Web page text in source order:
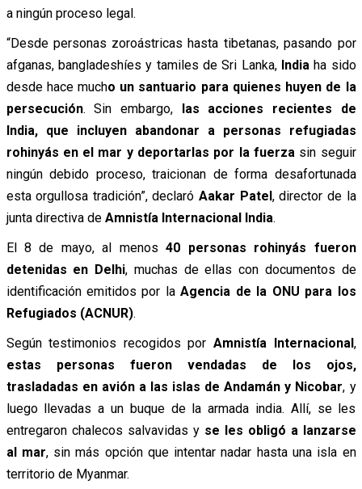
a ningún proceso legal.
“Desde personas zoroástricas hasta tibetanas, pasando por
afganas, bangladeshíes y tamiles de Sri Lanka, India ha sido
desde hace mucho un santuario para quienes huyen de la
persecución. Sin embargo, las acciones recientes de
India, que incluyen abandonar a personas refugiadas
rohinyás en el mar y deportarlas por la fuerza sin seguir
ningún debido proceso, traicionan de forma desafortunada
esta orgullosa tradición”, declaró Aakar Patel, director de la
junta directiva de Amnistía Internacional India.
El 8 de mayo, al menos 40 personas rohinyás fueron
detenidas en Delhi, muchas de ellas con documentos de
identificación emitidos por laAgencia de la ONU para los
Refugiados (ACNUR).
Según testimonios recogidos por Amnistía Internacional,
estas personas fueron vendadas de los ojos,
trasladadas en avión a las islas de Andamán y Nicobar, y
luego llevadas a un buque de la armada india. Allí, se les
entregaron chalecos salvavidas yse les obligó a lanzarse
al mar, sin más opción que intentar nadar hasta una isla en
territorio de Myanmar.